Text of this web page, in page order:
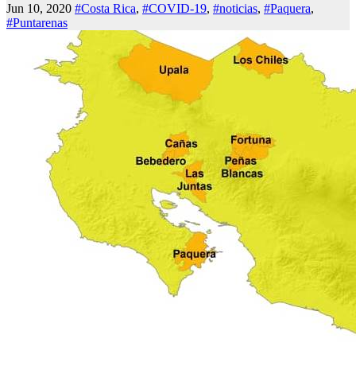
Jun 10, 2020 #Costa Rica, #COVID-19, #noticias, #Paquera,
#Puntarenas